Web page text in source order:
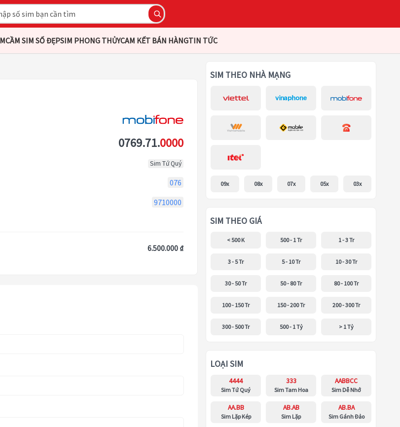
CẦM SIM SỐ ĐẸPSIM PHONG THỦYCAM KẾT BÁN HÀNGTIN TỨC
0769.71.0000
Sim Tứ Quý
076
9710000
6.500.000 ₫
SIM THEO NHÀ MẠNG
09x 08x 07x 05x 03x
SIM THEO GIÁ
< 500 K 500 - 1 Tr 1 - 3 Tr
3 - 5 Tr 5 - 10 Tr 10 - 30 Tr
30 - 50 Tr 50 - 80 Tr 80 - 100 Tr
100 - 150 Tr 150 - 200 Tr 200 - 300 Tr
300 - 500 Tr 500 - 1 Tỷ > 1 Tỷ
LOẠI SIM
4444
Sim Tứ Quý
333
Sim Tam Hoa
AABBCC
Sim Dễ Nhớ
AA.BB
Sim Lặp Kép
AB.AB
Sim Lặp
AB.BA
Sim Gánh Đảo